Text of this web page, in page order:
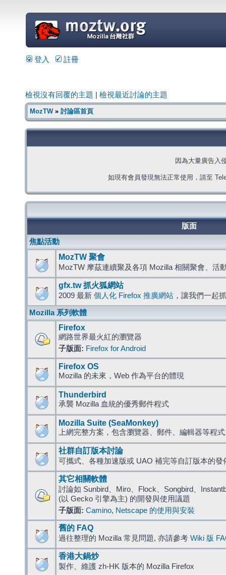
=
登入 註冊
檢視沒有回覆的主題 檢視最近討論的主題
MozTW» 討論區首頁
因為大量廣告入
如現有會員發現無法正常使用，請至
版面
焦點活動
MozTW 聚會
MozTW 摩茲連續聚及各項 Mozilla 相關聚會、活
gfx.tw 抓火狐網站
2009 最新 個人化 Firefox 推廣網站 ，讓我們一起
Mozilla 系列軟體
Firefox
網路世界最火紅的瀏覽器
子版面: Firefox for Android
Firefox OS
Mozilla 的未來，Web 作為平台的體現
Thunderbird
承襲 Mozilla 血統的優秀郵件程式
Mozilla Suite (SeaMonkey)
上網完整方案，包含瀏覽器、郵件、編輯器等程
社群自訂版本討論
可攜式、各種加速版或 UAO 補完等自訂版本的發
其它相關軟體
討論如 Sunbird、Miro、Flock、Songbird、
(以 Gecko 引擎為主) 的開發與使用議題
子版面: Camino, Netscape 的使用與安裝
舊的 FAQ
過往整理的 Mozilla 常見問題, 亦請參考 Wiki 版
香港大鍋炒
製作、維護 zh-HK 版本的 Mozilla Firefox